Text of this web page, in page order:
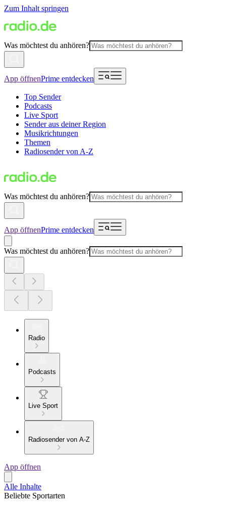
Zum Inhalt springen
Was möchtest du anhören?
App öffnenPrime entdecken
Top Sender
Podcasts
Live Sport
Sender aus deiner Region
Musikrichtungen
Themen
Radiosender von A-Z
Was möchtest du anhören?
App öffnenPrime entdecken
Was möchtest du anhören?
Radio
Podcasts
Live Sport
Radiosender von A-Z
App öffnen
Alle Inhalte
Beliebte Sportarten